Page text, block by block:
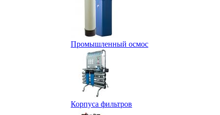
Промышленный осмос
Корпуса фильтров